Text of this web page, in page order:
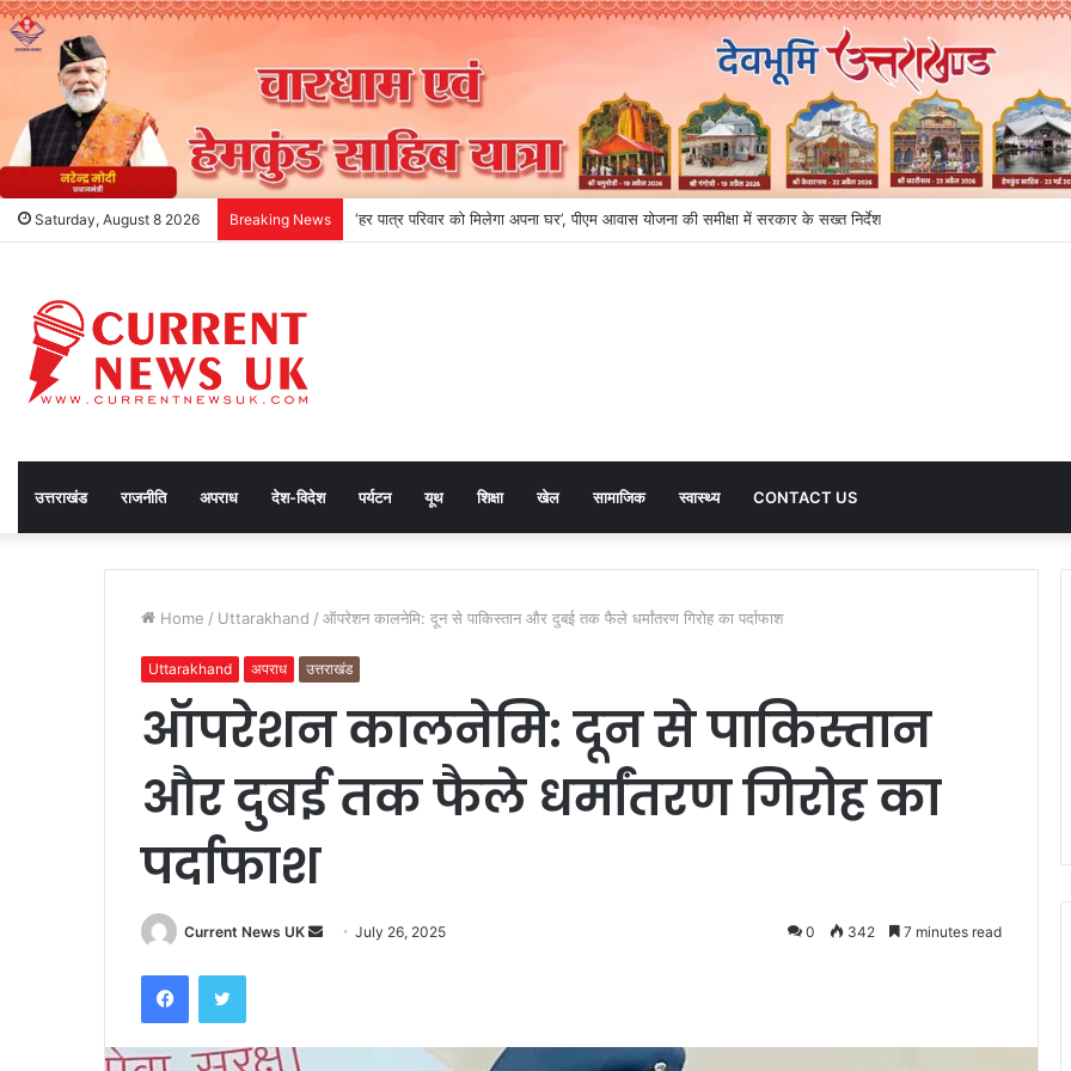
Saturday, August 8 2026 Breaking News देहरादून-मसूरी में विकास की नई उड़ान, एमडीडीए बोर्ड ने खोले निवेश और रोजगार के रास्ते
उत्तराखंड राजनीति अपराध देश-विदेश पर्यटन यूथ शिक्षा खेल सामाजिक स्वास्थ्य CONTACT US
Home / Uttarakhand / ऑपरेशन कालनेमि: दून से पाकिस्तान और दुबई तक फैले धर्मांतरण गिरोह का पर्दाफाश
Uttarakhand अपराध उत्तराखंड
ऑपरेशन कालनेमि: दून से पाकिस्तान
और दुबई तक फैले धर्मांतरण गिरोह का
पर्दाफाश
Current News UK
a
July 26, 2025 0 342 7 minutes read